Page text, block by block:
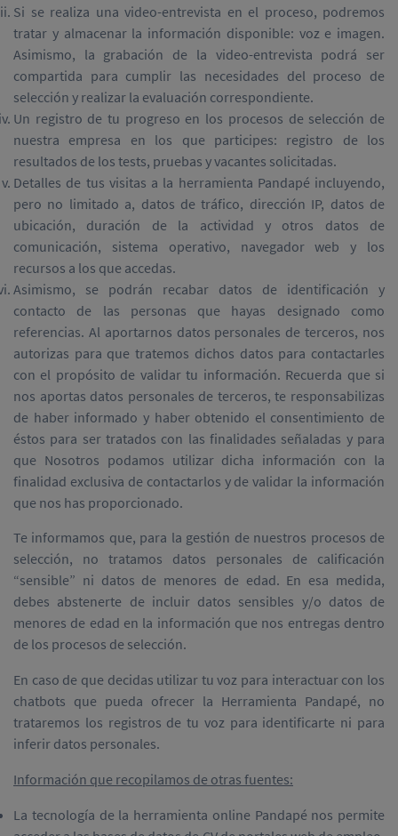
Si se realiza una video-entrevista en el proceso, podremos
tratar y almacenar la información disponible: voz e imagen.
Asimismo, la grabación de la video-entrevista podrá ser
compartida para cumplir las necesidades del proceso de
selección y realizar la evaluación correspondiente.
Un registro de tu progreso en los procesos de selección de
nuestra empresa en los que participes: registro de los
resultados de los tests, pruebas y vacantes solicitadas.
Detalles de tus visitas a la herramienta Pandapé incluyendo,
pero no limitado a, datos de tráfico, dirección IP, datos de
ubicación, duración de la actividad y otros datos de
comunicación, sistema operativo, navegador web y los
recursos a los que accedas.
Asimismo, se podrán recabar datos de identificación y
contacto de las personas que hayas designado como
referencias. Al aportarnos datos personales de terceros, nos
autorizas para que tratemos dichos datos para contactarles
con el propósito de validar tu información. Recuerda que si
nos aportas datos personales de terceros, te responsabilizas
de haber informado y haber obtenido el consentimiento de
éstos para ser tratados con las finalidades señaladas y para
que Nosotros podamos utilizar dicha información con la
finalidad exclusiva de contactarlos y de validar la información
que nos has proporcionado.
Te informamos que, para la gestión de nuestros procesos de
selección, no tratamos datos personales de calificación
“sensible” ni datos de menores de edad. En esa medida,
debes abstenerte de incluir datos sensibles y/o datos de
menores de edad en la información que nos entregas dentro
de los procesos de selección.
En caso de que decidas utilizar tu voz para interactuar con los
chatbots que pueda ofrecer la Herramienta Pandapé, no
trataremos los registros de tu voz para identificarte ni para
inferir datos personales.
Información que recopilamos de otras fuentes:
La tecnología de la herramienta online Pandapé nos permite